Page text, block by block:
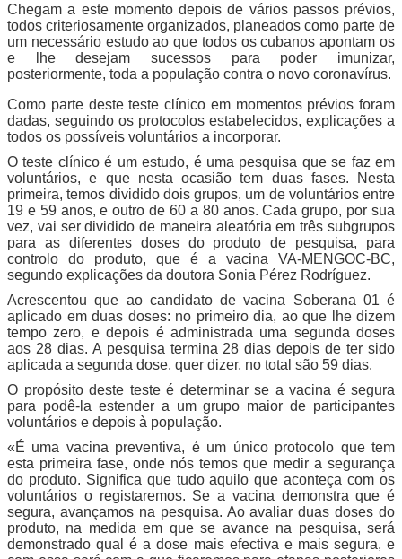
Chegam a este momento depois de vários passos prévios,
todos criteriosamente organizados, planeados como parte de
um necessário estudo ao que todos os cubanos apontam os
e lhe desejam sucessos para poder imunizar,
posteriormente, toda a população contra o novo coronavírus.
Como parte deste teste clínico em momentos prévios foram
dadas, seguindo os protocolos estabelecidos, explicações a
todos os possíveis voluntários a incorporar.
O teste clínico é um estudo, é uma pesquisa que se faz em
voluntários, e que nesta ocasião tem duas fases. Nesta
primeira, temos dividido dois grupos, um de voluntários entre
19 e 59 anos, e outro de 60 a 80 anos. Cada grupo, por sua
vez, vai ser dividido de maneira aleatória em três subgrupos
para as diferentes doses do produto de pesquisa, para
controlo do produto, que é a vacina VA-MENGOC-BC,
segundo explicações da doutora Sonia Pérez Rodríguez.
Acrescentou que ao candidato de vacina Soberana 01 é
aplicado em duas doses: no primeiro dia, ao que lhe dizem
tempo zero, e depois é administrada uma segunda doses
aos 28 dias. A pesquisa termina 28 dias depois de ter sido
aplicada a segunda dose, quer dizer, no total são 59 dias.
O propósito deste teste é determinar se a vacina é segura
para podê-la estender a um grupo maior de participantes
voluntários e depois à população.
«É uma vacina preventiva, é um único protocolo que tem
esta primeira fase, onde nós temos que medir a segurança
do produto. Significa que tudo aquilo que aconteça com os
voluntários o registaremos. Se a vacina demonstra que é
segura, avançamos na pesquisa. Ao avaliar duas doses do
produto, na medida em que se avance na pesquisa, será
demonstrado qual é a dose mais efectiva e mais segura, e